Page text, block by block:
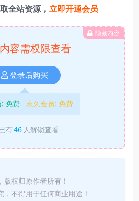
全站资源， 立即开通会员
隐藏内容
容需权限查看
登录后购买
免费 永久会员: 免费
有46 人解锁查看
权归原作者所有！
不得用于任何商业用途！